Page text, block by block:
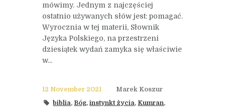
mówimy. Jednym z najczęściej
ostatnio używanych słów jest: pomagać.
Wyrocznia w tej materii, Słownik
Języka Polskiego, na przestrzeni
dziesiątek wydań zamyka się właściwie
w...
12 November 2021
Marek Koszur
biblia, Bóg,instynkt życia,Kumran,